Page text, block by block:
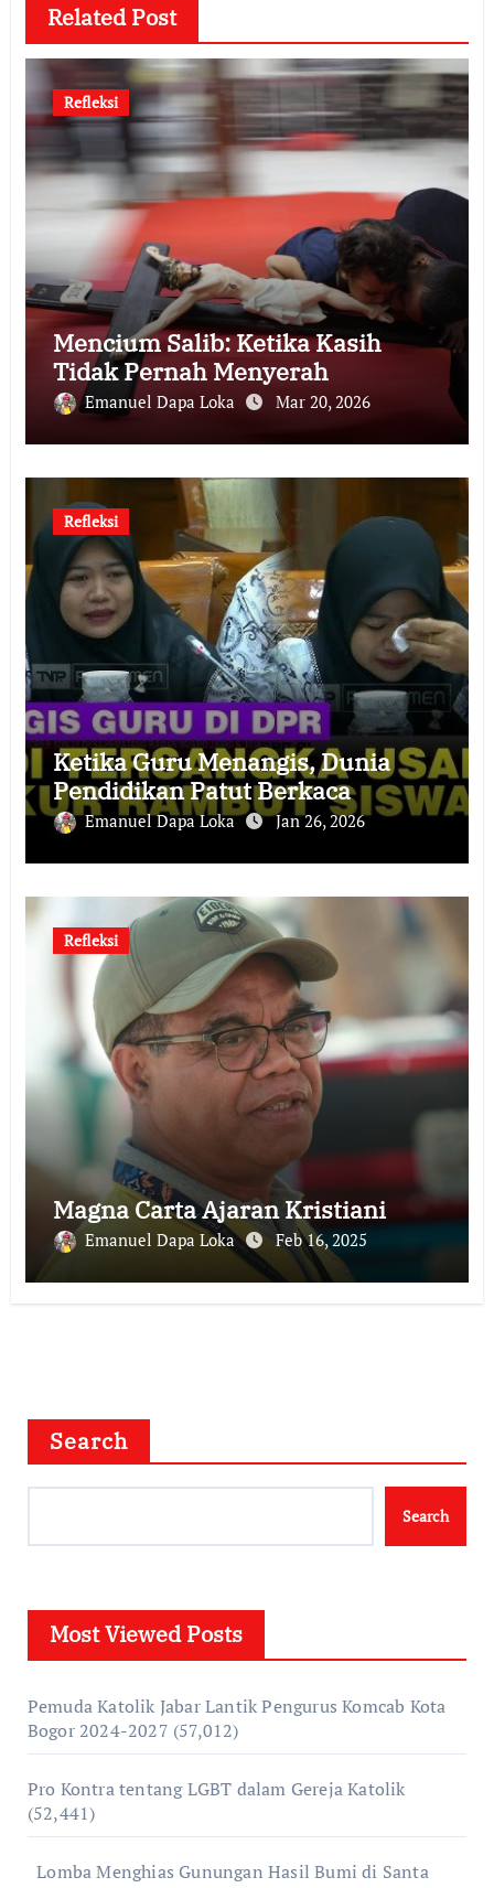
Related Post
Refleksi
Mencium Salib: Ketika Kasih
Tidak Pernah Menyerah
Emanuel Dapa Loka Mar 20, 2026
Refleksi
Ketika Guru Menangis, Dunia
Pendidikan Patut Berkaca
Emanuel Dapa Loka Jan 26, 2026
Refleksi
Magna Carta Ajaran Kristiani
Emanuel Dapa Loka Feb 16, 2025
Search
Search
Most Viewed Posts
Pemuda Katolik Jabar Lantik Pengurus Komcab Kota
Bogor 2024-2027 (57,012)
Pro Kontra tentang LGBT dalam Gereja Katolik
(52,441)
Lomba Menghias Gunungan Hasil Bumi di Santa